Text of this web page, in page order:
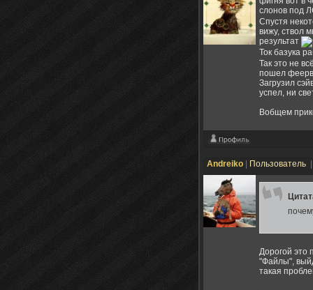
слонов под
Спустя
вижу, ствол
результат
Ток базука
Так это не
пошел
Загрузил
успел, ни
Вобщем
Andreiko Пользователь
Дорогой это
"Файлы",
такая